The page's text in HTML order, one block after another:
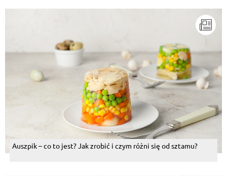
Auszpik – co to jest? Jak zrobić i czym różni się od sztamu?